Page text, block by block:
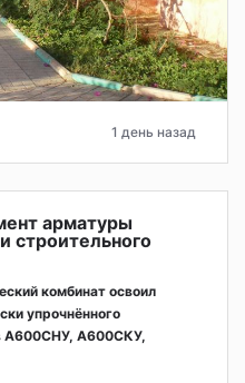
1 день назад
арматуры
строительного
комбинат освоил
упрочнённого
А600СНУ, А600СКУ,